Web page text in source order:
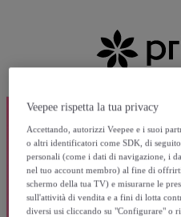
Veepee rispetta la tua privacy
Accettando, autorizzi Veepee e i suoi
o altri identificatori come SDK, di
personali (come i dati di navigazione, i
nel tuo account membro) al fine di
schermo della tua TV) e misurarne le
sull'attività di vendita e a fini di lotta
diversi usi cliccando su "Configurare" o